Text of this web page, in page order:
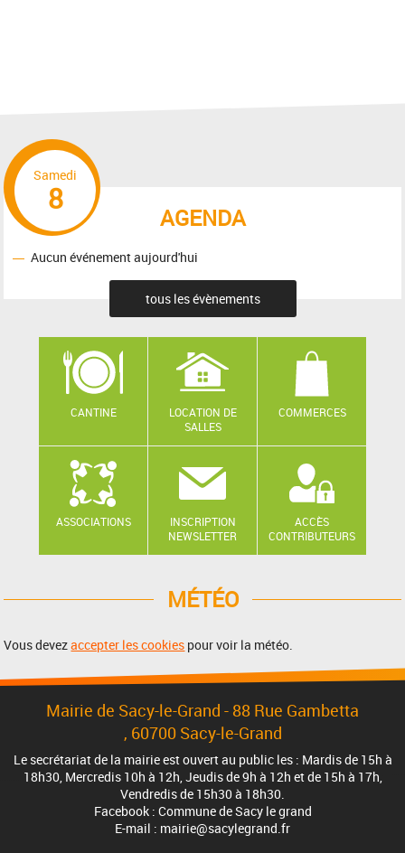
AGENDA
Samedi
8
Aucun événement aujourd'hui
tous les évènements
CANTINE
LOCATION DE
SALLES
COMMERCES
ASSOCIATIONS
INSCRIPTION
NEWSLETTER
ACCÈS
CONTRIBUTEURS
MÉTÉO
Vous devezaccepter les cookies pour voir la météo.
Mairie de Sacy-le-Grand - 88 Rue Gambetta
, 60700 Sacy-le-Grand
Le secrétariat de la mairie est ouvert au public les : Mardis de 15h à
18h30, Mercredis 10h à 12h, Jeudis de 9h à 12h et de 15h à 17h,
Vendredis de 15h30 à 18h30.
Facebook : Commune de Sacy le grand
E-mail : mairie@sacylegrand.fr